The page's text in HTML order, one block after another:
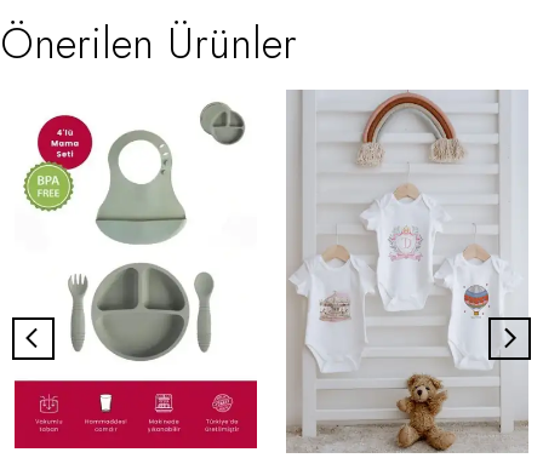
Önerilen Ürünler